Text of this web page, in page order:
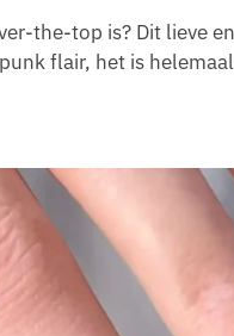
the-top is? Dit lieve
flair, het is